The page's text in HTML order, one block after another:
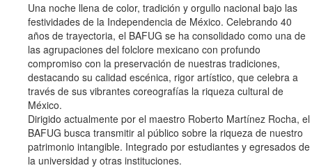
Una noche llena de color, tradición y orgullo nacional bajo las
festividades de la Independencia de México. Celebrando 40
años de trayectoria, el BAFUG se ha consolidado como una de
las agrupaciones del folclore mexicano con profundo
compromiso con la preservación de nuestras tradiciones,
destacando su calidad escénica, rigor artístico, que celebra a
través de sus vibrantes coreografías la riqueza cultural de
México.
Dirigido actualmente por el maestro Roberto Martínez Rocha, el
BAFUG busca transmitir al público sobre la riqueza de nuestro
patrimonio intangible. Integrado por estudiantes y egresados de
la universidad y otras instituciones.